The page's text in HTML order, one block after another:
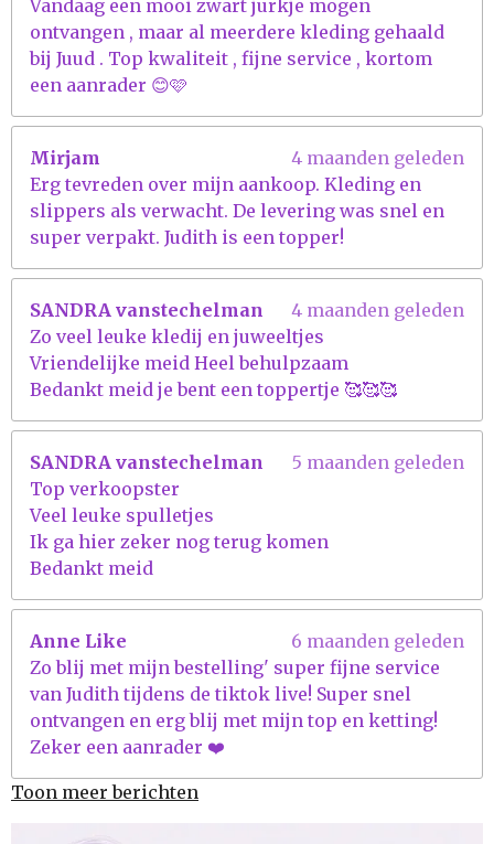
Vandaag een mooi zwart jurkje mogen
ontvangen , maar al meerdere kleding gehaald
bij Juud . Top kwaliteit , fijne service , kortom
een aanrader 😊🩷
Mirjam
4 maanden geleden
Erg tevreden over mijn aankoop. Kleding en
slippers als verwacht. De levering was snel en
super verpakt. Judith is een topper!
SANDRA vanstechelman
4 maanden geleden
Zo veel leuke kledij en juweeltjes
Vriendelijke meid Heel behulpzaam
Bedankt meid je bent een toppertje 🥰🥰🥰
SANDRA vanstechelman
5 maanden geleden
Top verkoopster
Veel leuke spulletjes
Ik ga hier zeker nog terug komen
Bedankt meid
Anne Like
6 maanden geleden
Zo blij met mijn bestelling' super fijne service
van Judith tijdens de tiktok live! Super snel
ontvangen en erg blij met mijn top en ketting!
Zeker een aanrader ❤️
Toon meer berichten